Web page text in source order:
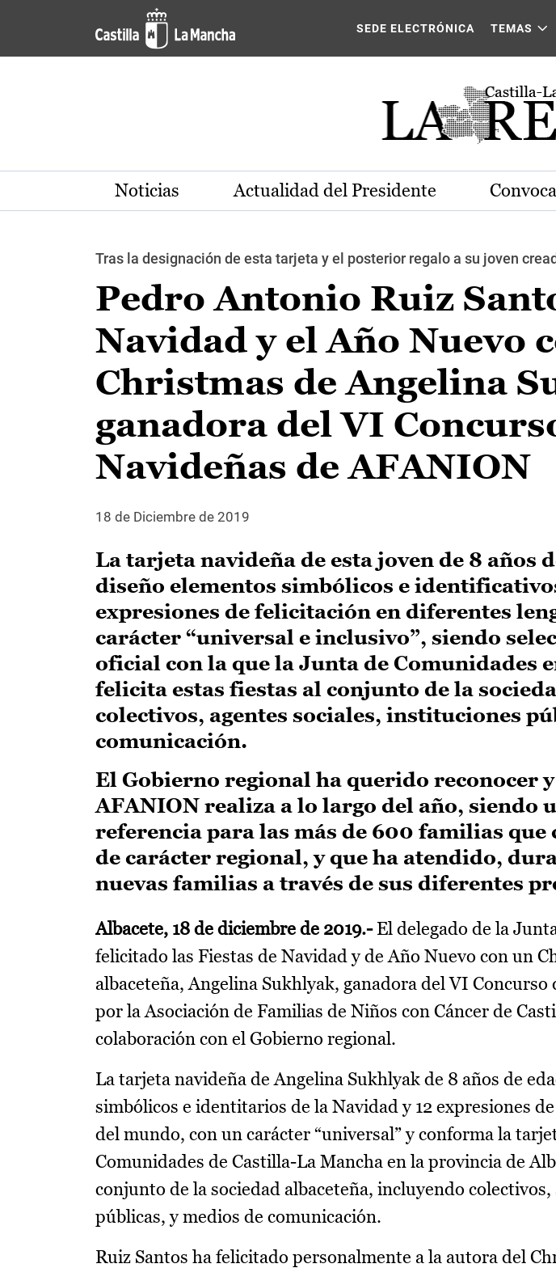
Pasar al contenido principal
SEDE ELECTRÓNICA TEMAS
Noticias Actualidad del Presidente
Tras la designación de esta tarjeta y el posterior regalo a su joven
Pedro Antonio Ruiz
Navidad y el Año Nuevo
Christmas de Angelina
ganadora del VI
Navideñas de AFANION
18 de Diciembre de 2019
La tarjeta navideña de esta joven de 8 años
diseño elementos simbólicos e
expresiones de felicitación en diferentes
carácter “universal e inclusivo”, siendo
oficial con la que la Junta de Comunidades
felicita estas fiestas al conjunto de la
colectivos, agentes sociales, instituciones
comunicación.
El Gobierno regional ha querido reconocer
AFANION realiza a lo largo del año, siendo
referencia para las más de 600 familias que
de carácter regional, y que ha atendido,
nuevas familias a través de sus diferentes
Albacete, 18 de diciembre de 2019.-El delegado de la
felicitado las Fiestas de Navidad y de Año Nuevo con un
albaceteña, Angelina Sukhlyak, ganadora del VI Concurso
por la Asociación de Familias de Niños con Cáncer de
colaboración con el Gobierno regional.
La tarjeta navideña de Angelina Sukhlyak de 8 años de
simbólicos e identitarios de la Navidad y 12 expresiones
del mundo, con un carácter “universal” y conforma la
Comunidades de Castilla-La Mancha en la provincia de
conjunto de la sociedad albaceteña, incluyendo
públicas, y medios de comunicación.
Ruiz Santos ha felicitado personalmente a la autora del